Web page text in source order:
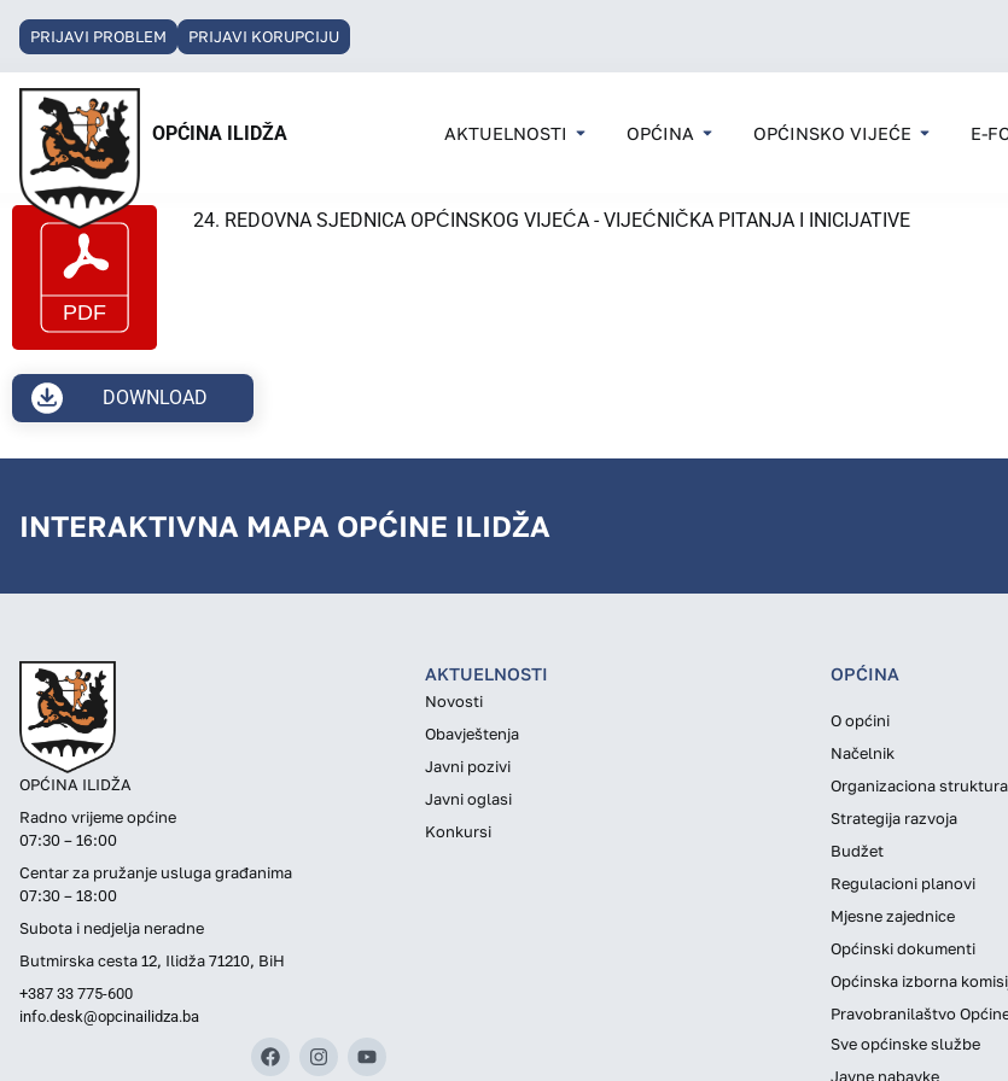
PRIJAVI PROBLEM PRIJAVI KORUPCIJU
OPĆINA ILIDŽA AKTUELNOSTI OPĆINA OPĆINSKO VIJEĆE E-
24. REDOVNA SJEDNICA OPĆINSKOG VIJEĆA - VIJEĆNIČKA PITANJA I INICIJATIVE
DOWNLOAD
INTERAKTIVNA MAPA OPĆINE ILIDŽA
OPĆINA ILIDŽA
Radno vrijeme općine
07:30 – 16:00
Centar za pružanje usluga građanima
07:30 – 18:00
Subota i nedjelja neradne
Butmirska cesta 12, Ilidža 71210, BiH
+387 33 775-600
info.desk@opcinailidza.ba
AKTUELNOSTI
Novosti
Obavještenja
Javni pozivi
Javni oglasi
Konkursi
OPĆINA
O općini
Načelnik
Organizaciona struktura
Strategija razvoja
Budžet
Regulacioni planovi
Mjesne zajednice
Općinski dokumenti
Općinska izborna
Pravobranilaštvo
Sve općinske službe
Javne nabavke